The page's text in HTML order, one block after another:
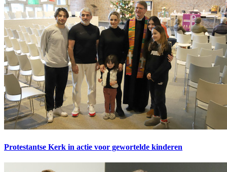
Protestantse Kerk in actie voor gewortelde kinderen